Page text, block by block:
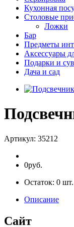
Кухонная
Столовые
Ложки
Бар
Предметы
Аксессуары
Подарки и
Дача и сад
Артикул: 35212
0руб.
Остаток: 0 шт.
Описание
Сайт